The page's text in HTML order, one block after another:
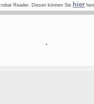
Reader. Diesen können Sie hier
.